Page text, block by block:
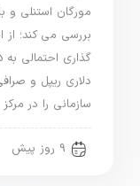
سازمانی را در
9 روز پیش